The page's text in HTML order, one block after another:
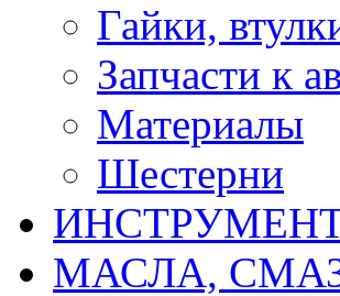
Гайки,
Запчасти к
Материалы
Шестерни
МАСЛА,